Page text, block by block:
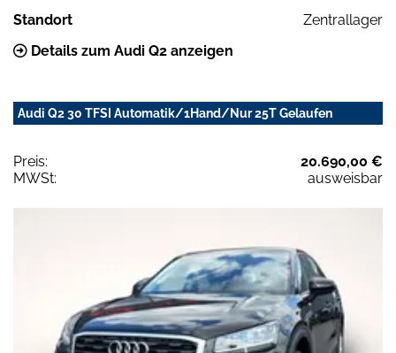
Standort
Zentrallager
Details zum Audi Q2 anzeigen
Audi Q2 30 TFSI Automatik/1Hand/Nur 25T Gelaufen
Preis:
20.690,00 €
MWSt:
ausweisbar